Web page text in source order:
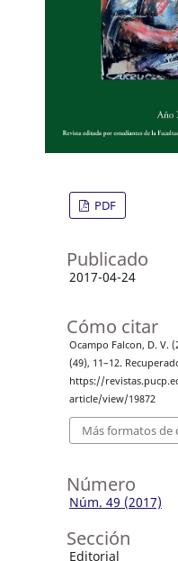
PDF
Publicado
2017-04-24
Cómo citar
Ocampo Falcon, D. V.
(49), 11–12.
https://
article/view/19872
Más formatos de
Número
Núm. 49 (2017)
Sección
Editorial